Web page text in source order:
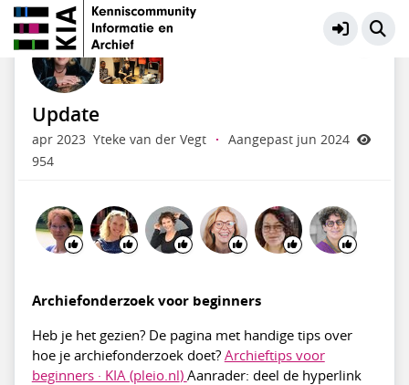
Educatie en Presentatie
Update
apr 2023 Yteke van der Vegt ·
Aangepast jun 2024
954
Archiefonderzoek voor beginners
Heb je het gezien? De pagina met handige tips over
hoe je archiefonderzoek doet? Archieftips voor
beginners · KIA (pleio.nl) Aanrader: deel de hyperlink